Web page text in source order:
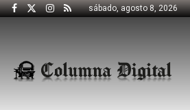
sábado, agosto 8, 2026